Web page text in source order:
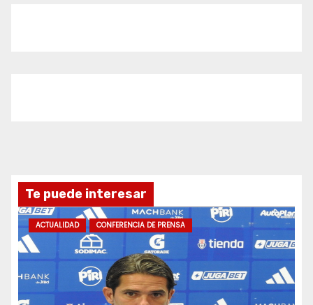
Te puede interesar
ACTUALIDAD CONFERENCIA DE PRENSA